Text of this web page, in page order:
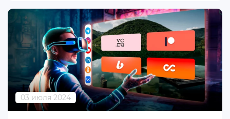
совместный отчет об изменениях ...
03 июля 2024